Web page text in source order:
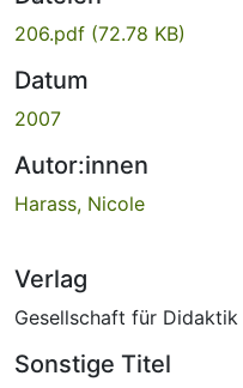
206.pdf (72.78 KB)
Datum
2007
Autor:innen
Harass, Nicole
Verlag
Gesellschaft für
Sonstige Titel